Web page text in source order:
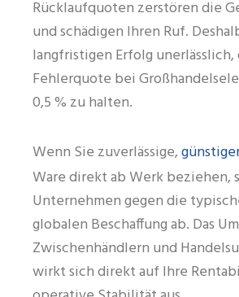
Rücklaufquoten zerstören die
und schädigen Ihren Ruf.
langfristigen Erfolg unerlässlich,
Fehlerquote bei
0,5 % zu halten.
Wenn Sie zuverlässige,
Ware direkt ab Werk beziehen,
Unternehmen gegen die
globalen Beschaffung ab. Das
Zwischenhändlern und
wirkt sich direkt auf Ihre